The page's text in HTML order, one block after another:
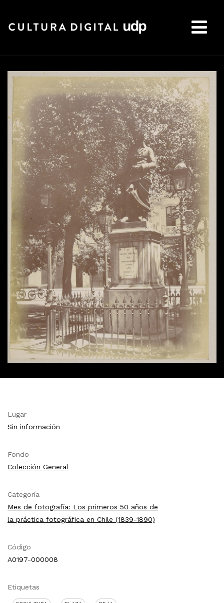
Lugar
Sin información
Fondo
Colección General
Categoría
Mes de fotografía: Los primeros 50 años de
la práctica fotográfica en Chile (1839-1890)
Código
A0197-000008
Etiquetas